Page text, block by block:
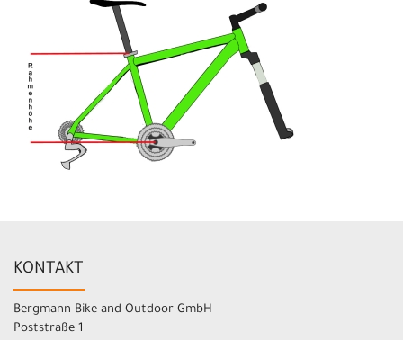
KONTAKT
Bergmann Bike and Outdoor GmbH
Poststraße 1